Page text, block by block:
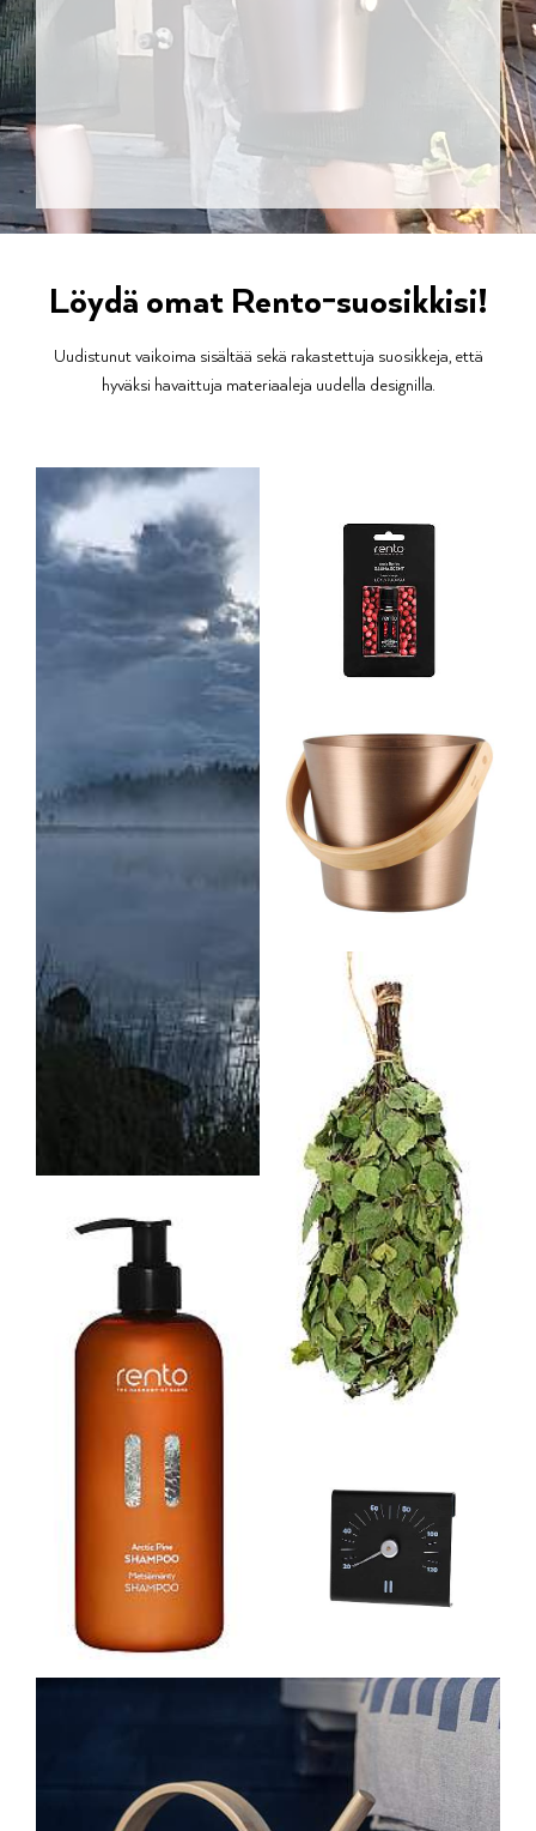
Löydä omat Rento-suosikkisi!
Uudistunut vaikoima sisältää sekä rakastettuja suosikkeja, että
hyväksi havaittuja materiaaleja uudella designilla.